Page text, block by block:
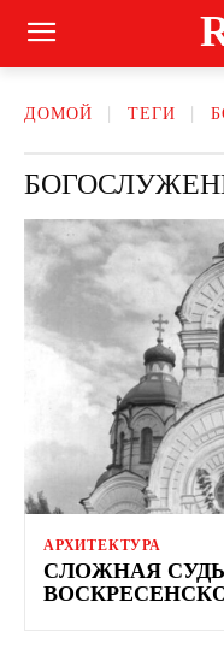
ДОМОЙ ТЕГИ
АРХИТЕКТУРА
СЛОЖНАЯ